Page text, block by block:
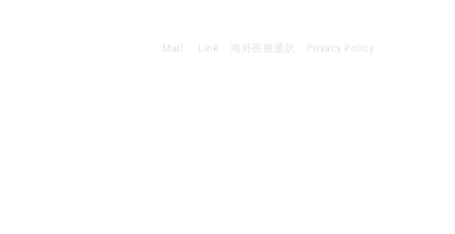
Mail Link 海外医療通訳 Privacy Policy